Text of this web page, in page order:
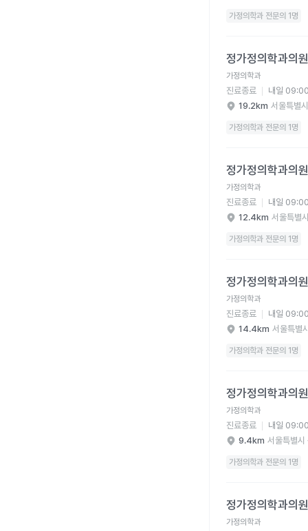
가정의학과 전문의 1명
정가정의학과의원
가정의학과
진료종료
내일
19.2km 서울특별
가정의학과 전문의 1명
정가정의학과의원
가정의학과
진료종료
내일
12.4km 서울특별
가정의학과 전문의 1명
정가정의학과의원
가정의학과
진료종료
내일
14.4km 서울특별
가정의학과 전문의 1명
정가정의학과의원
가정의학과
진료종료
내일
9.4km 서울특별
가정의학과 전문의 1명
정가정의학과의원
가정의학과